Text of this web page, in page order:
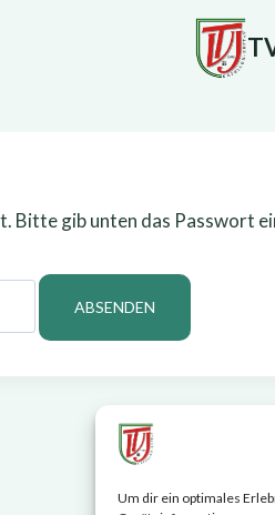
Um dir ein optimales
gib unten das Passwort